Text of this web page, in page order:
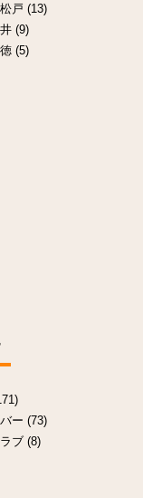
戸 (13)
(9)
(5)
ー (73)
ブ (8)